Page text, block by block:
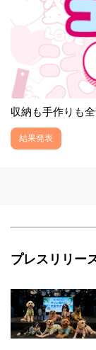
収納も手作りも
結果発表
プレスリリー